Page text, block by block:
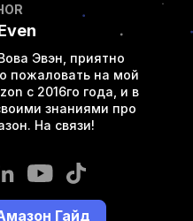
Эвэн, приятно
пожаловать на мой
с 2016го года, и в
знаниями про
На связи!
Гайд